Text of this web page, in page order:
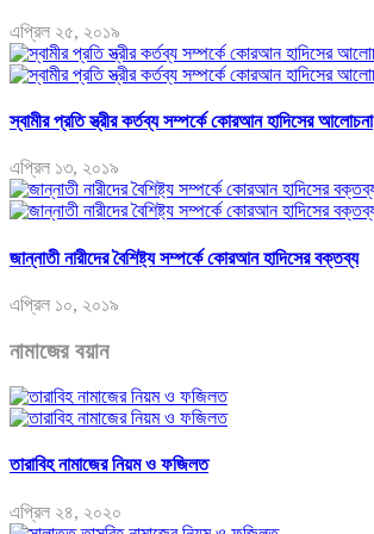
এপ্রিল ২৫, ২০১৯
স্বামীর প্রতি স্ত্রীর কর্তব্য সম্পর্কে কোরআন হাদিসের আলোচনা
এপ্রিল ১৩, ২০১৯
জান্নাতী নারীদের বৈশিষ্ট্য সম্পর্কে কোরআন হাদিসের বক্তব্য
এপ্রিল ১০, ২০১৯
নামাজের বয়ান
তারাবিহ নামাজের নিয়ম ও ফজিলত
এপ্রিল ২৪, ২০২০